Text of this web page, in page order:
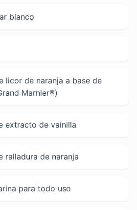
blanco
licor de naranja a base de
Marnier®)
extracto de vainilla
ralladura de naranja
para todo uso